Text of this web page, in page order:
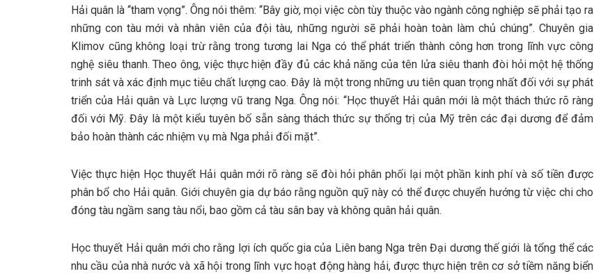
Hải quân là “tham vọng”. Ông nói thêm: “Bây giờ, mọi việc còn tùy thuộc vào ngành công nghiệp sẽ phải tạo ra
những con tàu mới và nhân viên của đội tàu, những người sẽ phải hoàn toàn làm chủ chúng”. Chuyên gia
Klimov cũng không loại trừ rằng trong tương lai Nga có thể phát triển thành công hơn trong lĩnh vực công
nghệ siêu thanh. Theo ông, việc thực hiện đầy đủ các khả năng của tên lửa siêu thanh đòi hỏi một hệ thống
trinh sát và xác định mục tiêu chất lượng cao. Đây là một trong những ưu tiên quan trọng nhất đối với sự phát
triển của Hải quân và Lực lượng vũ trang Nga. Ông nói: “Học thuyết Hải quân mới là một thách thức rõ ràng
đối với Mỹ. Đây là một kiểu tuyên bố sẵn sàng thách thức sự thống trị của Mỹ trên các đại dương để đảm
bảo hoàn thành các nhiệm vụ mà Nga phải đối mặt”.
Việc thực hiện Học thuyết Hải quân mới rõ ràng sẽ đòi hỏi phân phối lại một phần kinh phí và số tiền được
phân bổ cho Hải quân. Giới chuyên gia dự báo rằng nguồn quỹ này có thể được chuyển hướng từ việc chi cho
đóng tàu ngầm sang tàu nổi, bao gồm cả tàu sân bay và không quân hải quân.
Học thuyết Hải quân mới cho rằng lợi ích quốc gia của Liên bang Nga trên Đại dương thế giới là tổng thể các
nhu cầu của nhà nước và xã hội trong lĩnh vực hoạt động hàng hải, được thực hiện trên cơ sở tiềm năng biển